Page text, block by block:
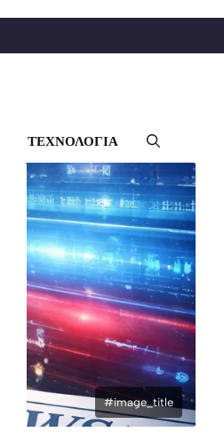
ΤΕΧΝΟΛΟΓΙΑ
#image_title